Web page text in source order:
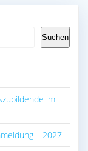
Suchen
im
– 2027